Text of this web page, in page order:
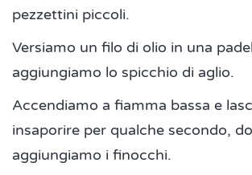
pezzettini piccoli.
Versiamo un filo di olio in una
aggiungiamo lo spicchio di aglio.
Accendiamo a fiamma bassa e
insaporire per qualche secondo,
aggiungiamo i finocchi.